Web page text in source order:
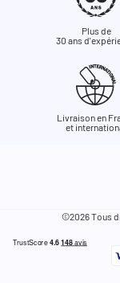
Plus de
30 ans
Livraison en
et
©2026 Tous